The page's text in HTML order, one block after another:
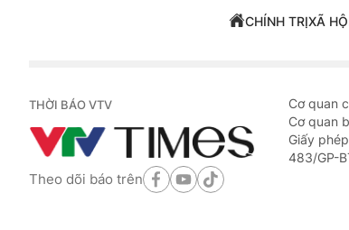
CHÍNH TRỊXÃ
THỜI BÁO VTV
Theo dõi báo trên
Cơ quan
Cơ quan
Giấy
483/GP-